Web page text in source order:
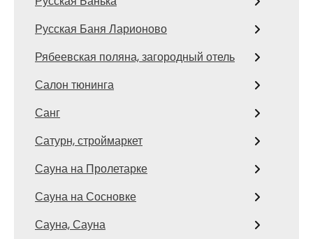
Русская Баня Ларионово
Рябеевская поляна, загородный отель
Салон тюнинга
Санг
Сатурн, строймаркет
Сауна на Пролетарке
Сауна на Сосновке
Сауна, Сауна